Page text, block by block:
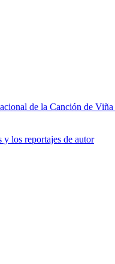
de la Canción de
los reportajes de autor